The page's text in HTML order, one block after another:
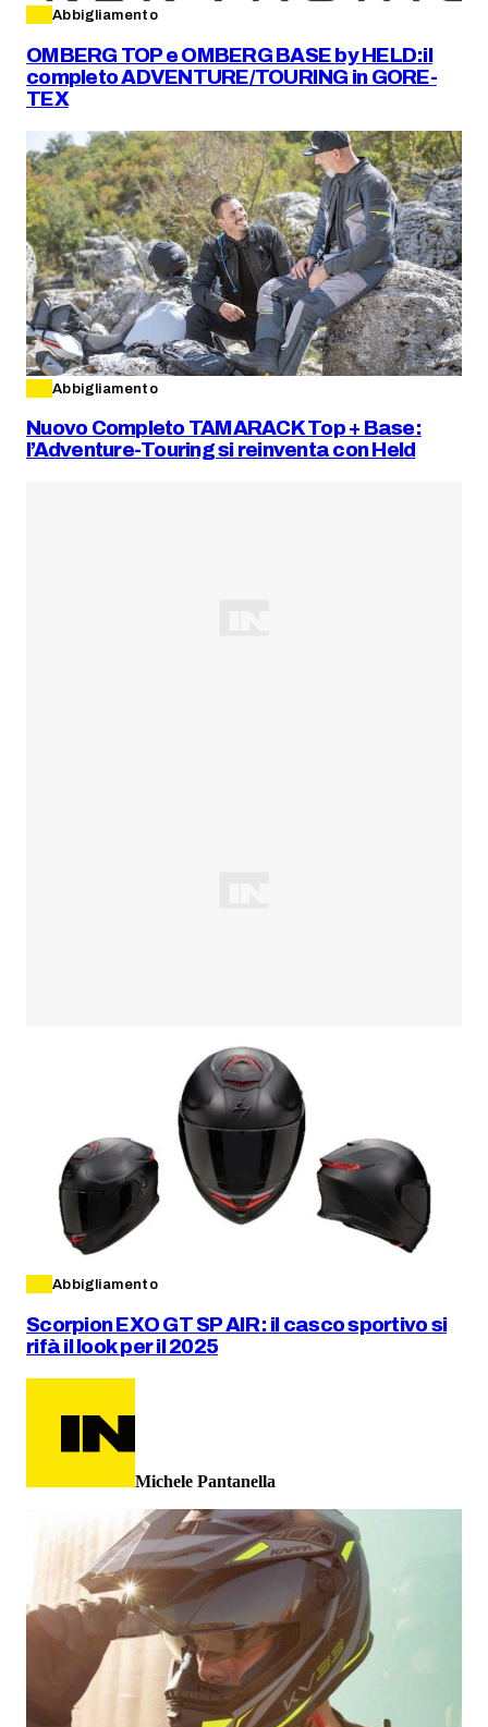
Abbigliamento
OMBERG TOP e OMBERG BASE by HELD:il
completo ADVENTURE/TOURING in GORE-
TEX
Abbigliamento
Nuovo Completo TAMARACK Top + Base:
l’Adventure-Touring si reinventa con Held
Abbigliamento
Scorpion EXO GT SP AIR: il casco sportivo si
rifà il look per il 2025
Michele Pantanella